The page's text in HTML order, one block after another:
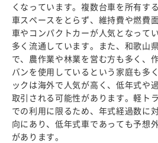
くなっています。複数台車を所有す
車スペースをとらず、維持費や燃費
車やコンパクトカーが人気となって
多く流通しています。また、和歌山
で、農作業や林業を営む方も多く、
バンを使用しているという家庭も多
ックは海外で人気が高く、低年式や
取引される可能性があります。軽ト
での利用に限るため、年式経過数に
向にあり、低年式車であっても予想
があります。